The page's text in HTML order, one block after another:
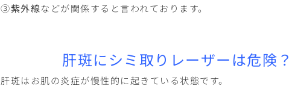
③紫外線などが関係すると言われております。
肝斑にシミ取りレーザーは危険
肝斑はお肌の炎症が慢性的に起きている状態です。